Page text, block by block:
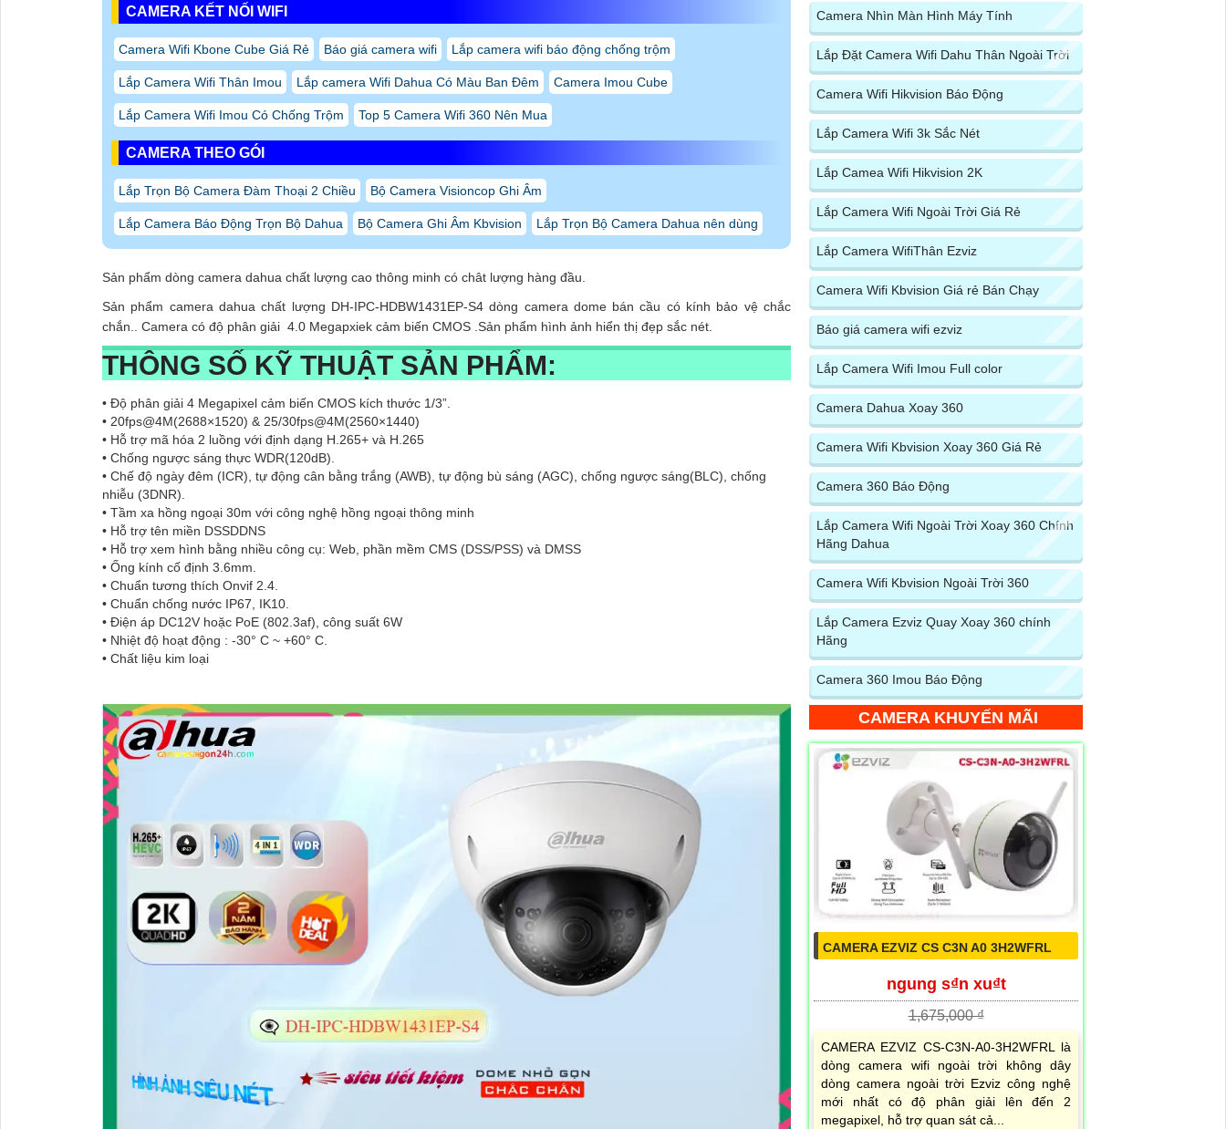
CAMERA KẾT NỐI WIFI
Camera Wifi Kbone Cube Giá Rẻ Báo giá camera wifi Lắp camera wifi báo động chống trộm
Lắp Camera Wifi Thân Imou Lắp camera Wifi Dahua Có Màu Ban Đêm Camera Imou Cube
Lắp Camera Wifi Imou Có Chống Trộm Top 5 Camera Wifi 360 Nên Mua
CAMERA THEO GÓI
Lắp Trọn Bộ Camera Đàm Thoại 2 Chiều Bộ Camera Visioncop Ghi Âm
Lắp Camera Báo Động Trọn Bộ Dahua Bộ Camera Ghi Âm Kbvision Lắp Trọn Bộ Camera Dahua nên dùng
Sản phẩm dòng camera dahua chất lượng cao thông minh có chât lượng hàng đầu.
Sản phẩm camera dahua chất lượng DH-IPC-HDBW1431EP-S4 dòng camera dome bán cầu có kính bảo vệ chắc
chắn.. Camera có độ phân giải 4.0 Megapxiek cảm biến CMOS .Sản phẩm hình ảnh hiển thị đẹp sắc nét.
THÔNG SỐ KỸ THUẬT SẢN PHẨM:
• Độ phân giải 4 Megapixel cảm biến CMOS kích thước 1/3”.
• 20fps@4M(2688×1520) & 25/30fps@4M(2560×1440)
• Hỗ trợ mã hóa 2 luồng với định dạng H.265+ và H.265
• Chống ngược sáng thực WDR(120dB).
• Chế độ ngày đêm (ICR), tự động cân bằng trắng (AWB), tự động bù sáng (AGC), chống ngược sáng(BLC), chống
nhiễu (3DNR).
• Tầm xa hồng ngoại 30m với công nghệ hồng ngoại thông minh
• Hỗ trợ tên miền DSSDDNS
• Hỗ trợ xem hình bằng nhiều công cụ: Web, phần mềm CMS (DSS/PSS) và DMSS
• Ống kính cố định 3.6mm.
• Chuẩn tương thích Onvif 2.4.
• Chuẩn chống nước IP67, IK10.
• Điện áp DC12V hoặc PoE (802.3af), công suất 6W
• Nhiệt độ hoạt động : -30° C ~ +60° C.
• Chất liệu kim loại
Camera Nhìn Màn Hình Máy Tính
Lắp Đặt Camera Wifi Dahu Thân Ngoài Trời
Camera Wifi Hikvision Báo Động
Lắp Camera Wifi 3k Sắc Nét
Lắp Camea Wifi Hikvision 2K
Lắp Camera Wifi Ngoài Trời Giá Rẻ
Lắp Camera WifiThân Ezviz
Camera Wifi Kbvision Giá rẻ Bán Chạy
Báo giá camera wifi ezviz
Lắp Camera Wifi Imou Full color
Camera Dahua Xoay 360
Camera Wifi Kbvision Xoay 360 Giá Rẻ
Camera 360 Báo Động
Lắp Camera Wifi Ngoài Trời Xoay 360 Chính
Hãng Dahua
Camera Wifi Kbvision Ngoài Trời 360
Lắp Camera Ezviz Quay Xoay 360 chính
Hãng
Camera 360 Imou Báo Động
CAMERA KHUYẾN MÃI
CAMERA EZVIZ CS C3N A0 3H2WFRL
ngung s₫n xu₫t
1,675,000 ₫
CAMERA EZVIZ CS-C3N-A0-3H2WFRL là
dòng camera wifi ngoài trời không dây
dòng camera ngoài trời Ezviz công nghệ
mới nhất có độ phân giải lên đến 2
megapixel, hỗ trợ quan sát cả...